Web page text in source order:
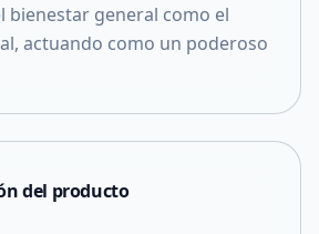
bienestar general como el
actuando como un poderoso
del producto